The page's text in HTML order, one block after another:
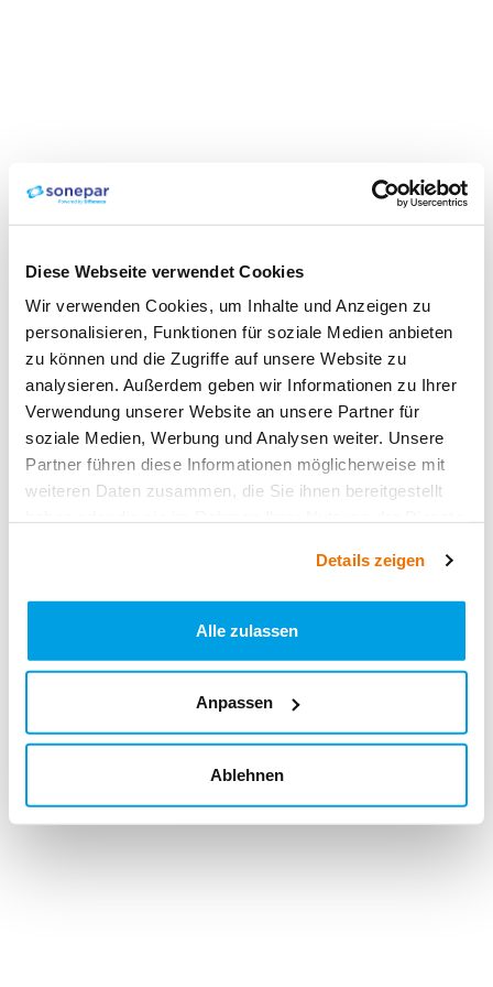
Diese Webseite verwendet Cookies
Wir verwenden Cookies, um Inhalte und Anzeigen zu
personalisieren, Funktionen für soziale Medien anbieten
zu können und die Zugriffe auf unsere Website zu
analysieren. Außerdem geben wir Informationen zu Ihrer
Verwendung unserer Website an unsere Partner für
soziale Medien, Werbung und Analysen weiter. Unsere
Partner führen diese Informationen möglicherweise mit
weiteren Daten zusammen, die Sie ihnen bereitgestellt
Details zeigen
Alle zulassen
Anpassen
Ablehnen